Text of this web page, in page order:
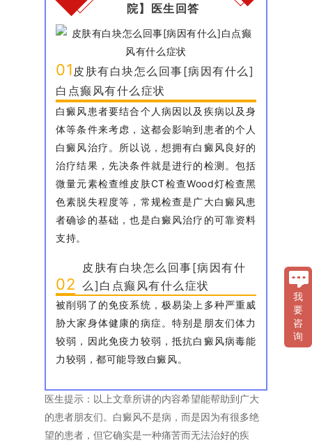
院】医生回答
01 皮肤有白块怎么回事[病因有什么]
白点癫风有什么症状
白癜风患者要结合个人病因以及疾病以及身
体等条件来考虑，这都会影响到患者的个人
白癜风治疗。所以说，想拥有白癜风良好的
治疗结果，先决条件就是进行的检测。包括
微量元素检查维皮肤CT检查Wood灯检查黑
色素脱失程度等，常规检查是广大白癜风患
者确诊的基础，也是白癜风治疗的可靠资料
支持。
02
皮肤有白块怎么回事[病因有什
么]白点癫风有什么症状
被削弱了的免疫系统，极易染上多种严重威
胁大家身体健康的病症。特别是朋友们体力
较弱，因此免疫力较弱，抵抗白癜风病毒能
力较弱，都可能导致白癜风。
医生提示：以上文章所讲的内容希望能帮助到广大
的患者朋友们。白癜风不是病，而是因为有很多绝
望的患者，但它确实是一种痛苦而无法治好的疾
我
要
咨
询